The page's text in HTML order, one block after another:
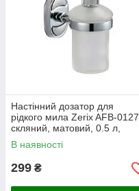
Настінний дозатор для
рідкого мила Zerix AFB-0127,
скляний, матовий, 0.5 л,
хромований метал
В наявності
299 ₴